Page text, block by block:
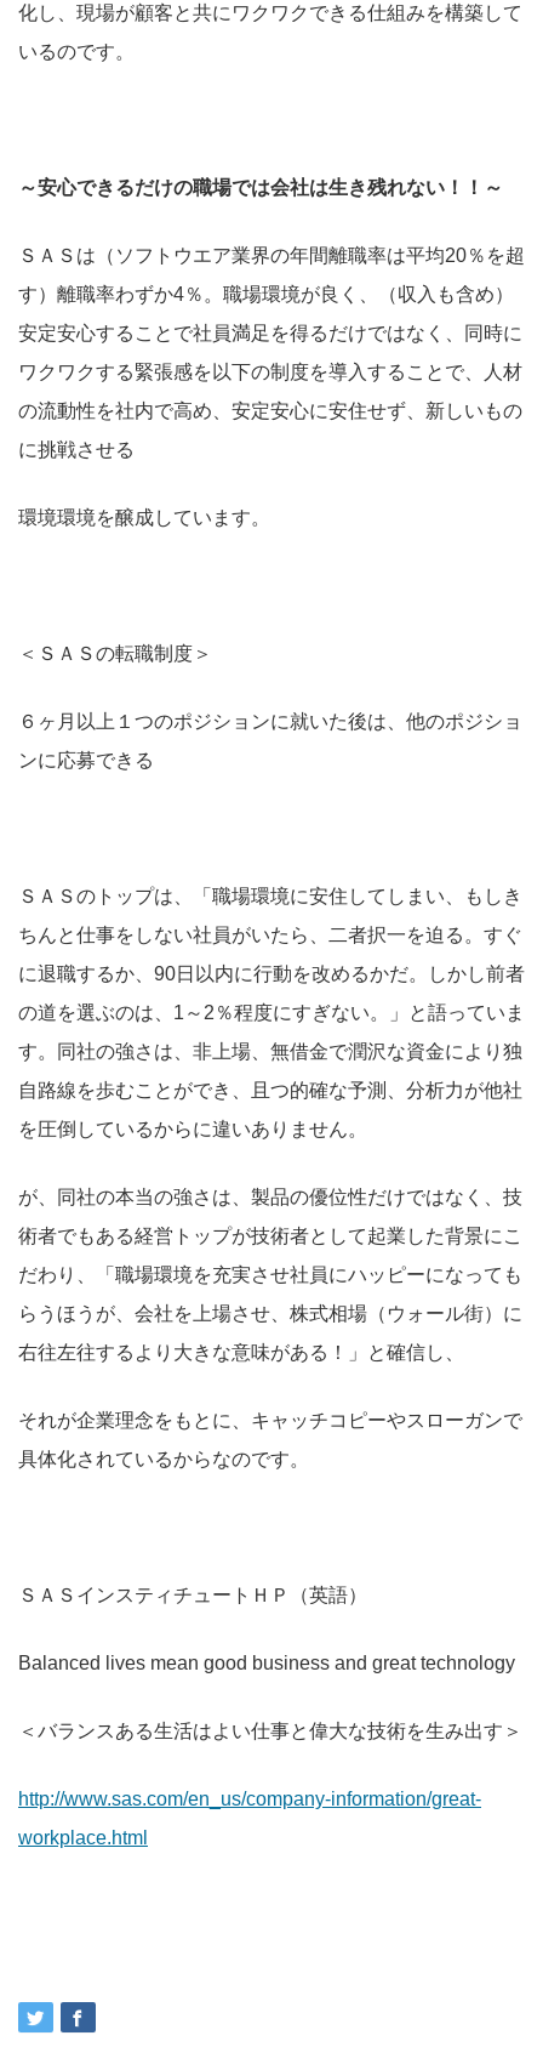
化し、現場が顧客と共にワクワクできる仕組みを構築して
いるのです。
～安心できるだけの職場では会社は生き残れない！！～
ＳＡＳは（ソフトウエア業界の年間離職率は平均20％を超
す）離職率わずか4％。職場環境が良く、（収入も含め）
安定安心することで社員満足を得るだけではなく、同時に
ワクワクする緊張感を以下の制度を導入することで、人材
の流動性を社内で高め、安定安心に安住せず、新しいもの
に挑戦させる
環境環境を醸成しています。
＜ＳＡＳの転職制度＞
６ヶ月以上１つのポジションに就いた後は、他のポジショ
ンに応募できる
ＳＡＳのトップは、「職場環境に安住してしまい、もしき
ちんと仕事をしない社員がいたら、二者択一を迫る。すぐ
に退職するか、90日以内に行動を改めるかだ。しかし前者
の道を選ぶのは、1～2％程度にすぎない。」と語っていま
す。同社の強さは、非上場、無借金で潤沢な資金により独
自路線を歩むことができ、且つ的確な予測、分析力が他社
を圧倒しているからに違いありません。
が、同社の本当の強さは、製品の優位性だけではなく、技
術者でもある経営トップが技術者として起業した背景にこ
だわり、「職場環境を充実させ社員にハッピーになっても
らうほうが、会社を上場させ、株式相場（ウォール街）に
右往左往するより大きな意味がある！」と確信し、
それが企業理念をもとに、キャッチコピーやスローガンで
具体化されているからなのです。
ＳＡＳインスティチュートＨＰ（英語）
Balanced lives mean good business and great technology
＜バランスある生活はよい仕事と偉大な技術を生み出す＞
http://www.sas.com/en_us/company-information/great-
workplace.html